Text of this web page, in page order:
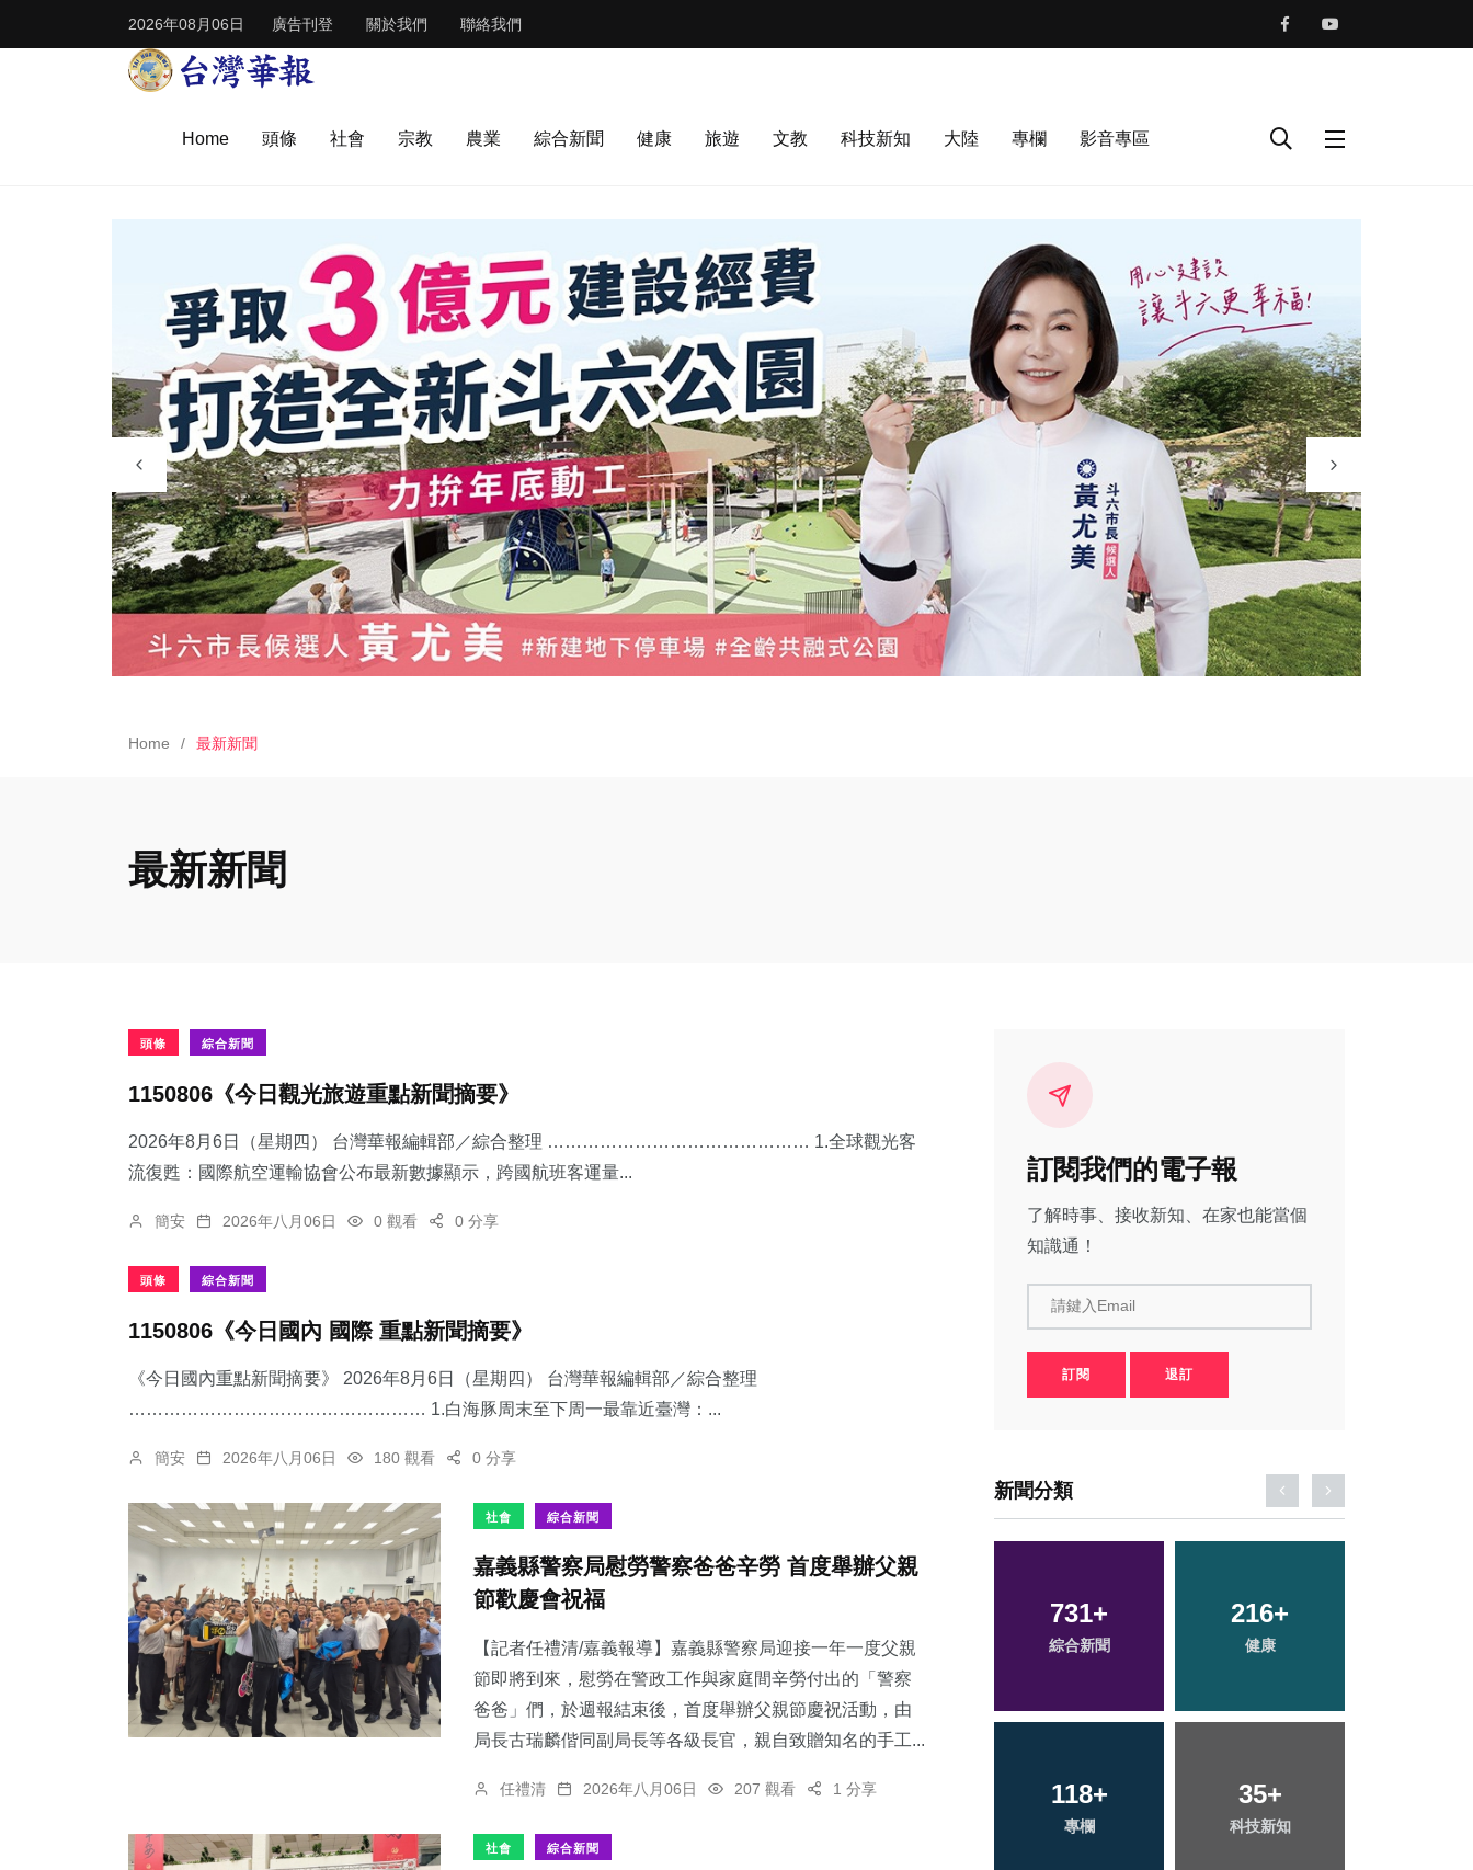
2026年08月06日 廣告刊登 關於我們 聯絡我們
Home 頭條 社會 宗教 農業 綜合新聞 健康 旅遊 文教 科技新知 大陸 專欄 影音專區
Home 最新新聞
最新新聞
頭條 綜合新聞
1150806《今日觀光旅遊重點新聞摘要》
2026年8月6日（星期四） 台灣華報編輯部／綜合整理 ……………………………………… 1.​全球觀光客
流復甦：國際航空運輸協會公布最新數據顯示，跨國航班客運量...
簡安 2026年八月06日 0 觀看 0 分享
頭條 綜合新聞
1150806《今日國內 國際 重點新聞摘要》
《今日國內重點新聞摘要》 2026年8月6日（星期四） 台灣華報編輯部／綜合整理
…………………………………………… 1.​白海豚周末至下周一最靠近臺灣：...
簡安 2026年八月06日 180 觀看 0 分享
社會 綜合新聞
嘉義縣警察局慰勞警察爸爸辛勞 首度舉辦父親
節歡慶會祝福
【記者任禮清/嘉義報導】嘉義縣警察局迎接一年一度父親
節即將到來，慰勞在警政工作與家庭間辛勞付出的「警察
爸爸」們，於週報結束後，首度舉辦父親節慶祝活動，由
局長古瑞麟偕同副局長等各級長官，親自致贈知名的手工...
任禮清 2026年八月06日 207 觀看 1 分享
社會 綜合新聞
訂閱我們的電子報
了解時事、接收新知、在家也能當個
知識通！
請鍵入Email
訂閱 退訂
新聞分類
76+
農業
68+
宗教
239+
文教 綜合新聞 健康
118+
386+
社會
72+
農業
2+
大陸
51+
頭條